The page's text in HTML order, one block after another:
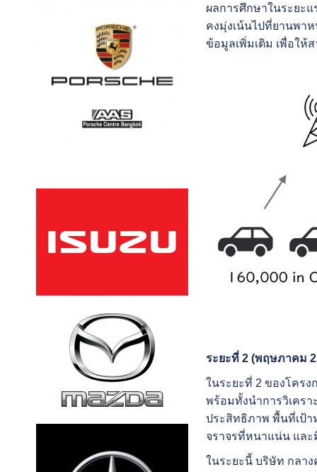
ผลการศึกษาในระยะแ
คงมุ่งเน้นไปที่ยานพา
ข้อมูลเพิ่มเติม เพื่อให้
ระยะที่ 2 (พฤษภาคม
ในระยะที่ 2 ของโคร
พร้อมทั้งนำการวิเคร
ประสิทธิภาพ พื้นที่เป้า
จราจรที่หนาแน่น และ
ในระยะนี้ บริษัท กลา